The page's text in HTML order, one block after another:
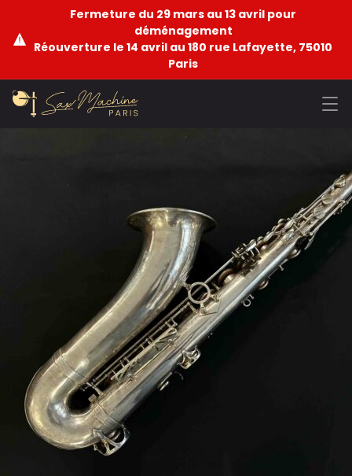
Fermeture du 29 mars au 13 avril pour
déménagement
Réouverture le 14 avril au 180 rue Lafayette, 75010
Paris